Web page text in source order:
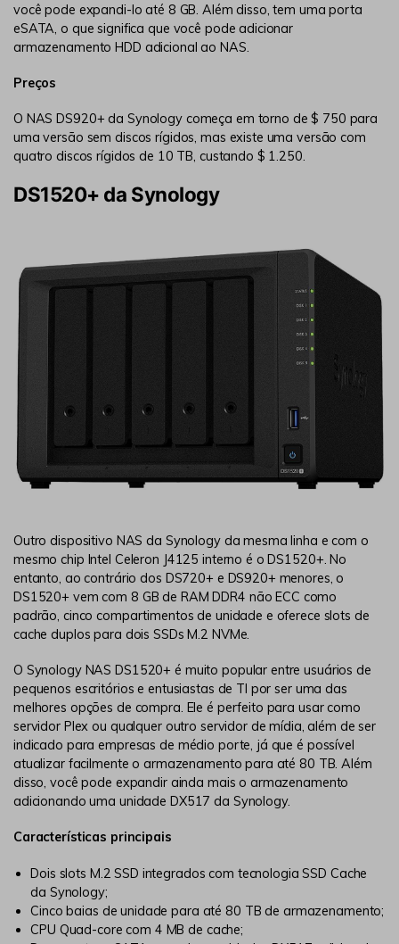
você pode expandi-lo até 8 GB. Além disso, tem uma porta
eSATA, o que significa que você pode adicionar
armazenamento HDD adicional ao NAS.
Preços
O NAS DS920+ da Synology começa em torno de $ 750 para
uma versão sem discos rígidos, mas existe uma versão com
quatro discos rígidos de 10 TB, custando $ 1.250.
DS1520+ da Synology
Outro dispositivo NAS da Synology da mesma linha e com o
mesmo chip Intel Celeron J4125 interno é o DS1520+. No
entanto, ao contrário dos DS720+ e DS920+ menores, o
DS1520+ vem com 8 GB de RAM DDR4 não ECC como
padrão, cinco compartimentos de unidade e oferece slots de
cache duplos para dois SSDs M.2 NVMe.
O Synology NAS DS1520+ é muito popular entre usuários de
pequenos escritórios e entusiastas de TI por ser uma das
melhores opções de compra. Ele é perfeito para usar como
servidor Plex ou qualquer outro servidor de mídia, além de ser
indicado para empresas de médio porte, já que é possível
atualizar facilmente o armazenamento para até 80 TB. Além
disso, você pode expandir ainda mais o armazenamento
adicionando uma unidade DX517 da Synology.
Características principais
Dois slots M.2 SSD integrados com tecnologia SSD Cache
da Synology;
Cinco baias de unidade para até 80 TB de armazenamento;
CPU Quad-core com 4 MB de cache;